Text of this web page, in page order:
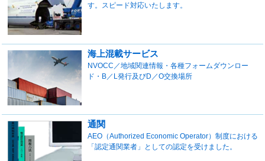
す。スピード対応いたします。
海上混載サービス
NVOCC／地域関連情報・各種フォームダウンロー
ド・B／L発行及びD／O交換場所
通関
AEO（Authorized Economic Operator）制度における
「認定通関業者」としての認定を受けました。